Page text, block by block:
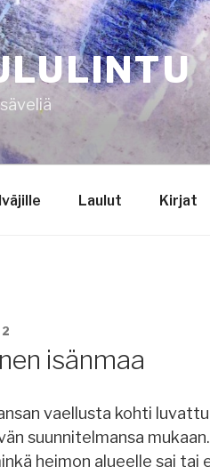
Laulut Kirjat
isänmaa
vaellusta kohti
suunnitelmansa
heimon alueelle sai tai